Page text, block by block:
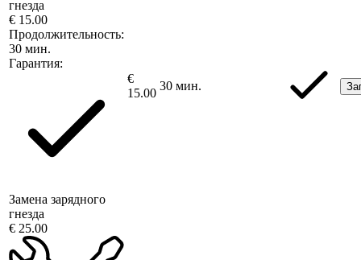
гнезда
€ 15.00
Продолжительность:
30 мин.
Гарантия:
€
15.00
30 мин.
Замена зарядного
гнезда
€ 25.00